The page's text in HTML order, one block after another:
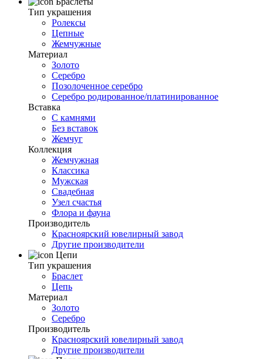
Тип украшения
Ролексы
Цепные
Жемчужные
Материал
Золото
Серебро
Позолоченное серебро
Серебро родированное/платинированное
Вставка
С камнями
Без вставок
Жемчуг
Коллекция
Жемчужная
Классика
Мужская
Свадебная
Узел счастья
Флора и фауна
Производитель
Красноярский ювелирный завод
Другие производители
Цепи
Тип украшения
Браслет
Цепь
Материал
Золото
Серебро
Производитель
Красноярский ювелирный завод
Другие производители